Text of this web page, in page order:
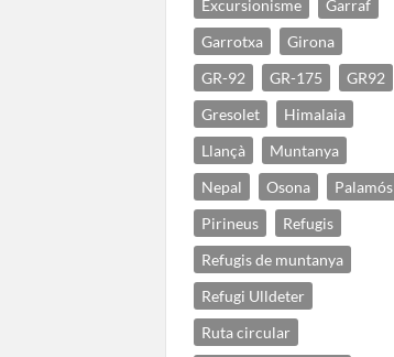
Excursionisme
Garraf
Garrotxa
Girona
GR-92
GR-175
GR92
Gresolet
Himalaia
Llançà
Muntanya
Nepal
Osona
Palamós
Pirineus
Refugis
Refugis de muntanya
Refugi Ulldeter
Ruta circular